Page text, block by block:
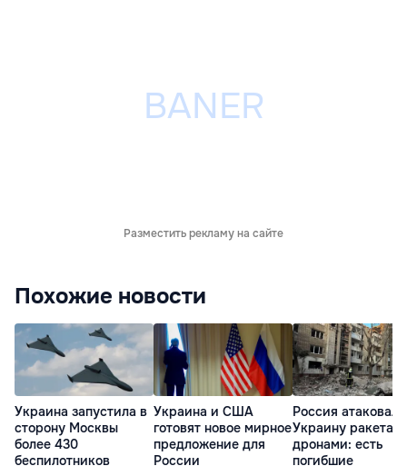
Разместить рекламу на сайте
Похожие новости
Украина запустила в
сторону Москвы
более 430
беспилотников
Украина и США
готовят новое мирное
предложение для
России
Россия атаковала
Украину
дронами: есть
погибшие